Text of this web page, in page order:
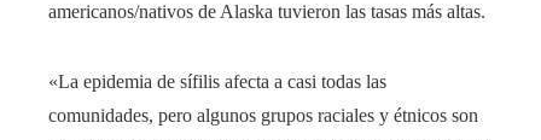
americanos/nativos de Alaska tuvieron las tasas más altas.
«La epidemia de sífilis afecta a casi todas las
comunidades, pero algunos grupos raciales y étnicos son